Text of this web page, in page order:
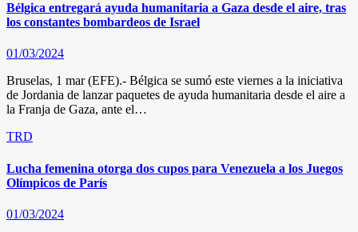
Bélgica entregará ayuda humanitaria a Gaza desde el aire, tras
los constantes bombardeos de Israel
01/03/2024
Bruselas, 1 mar (EFE).- Bélgica se sumó este viernes a la iniciativa
de Jordania de lanzar paquetes de ayuda humanitaria desde el aire a
la Franja de Gaza, ante el…
TRD
Lucha femenina otorga dos cupos para Venezuela a los Juegos
Olímpicos de París
01/03/2024